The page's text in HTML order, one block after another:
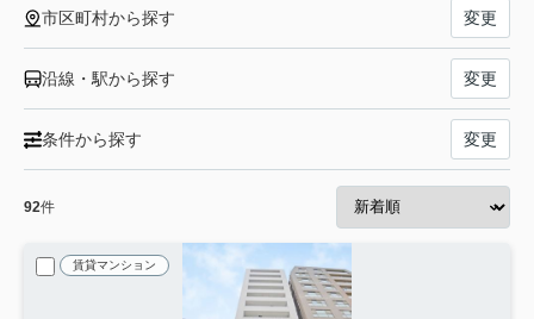
市区町村から探す 変更
沿線・駅から探す 変更
条件から探す 変更
92件
賃貸マンション